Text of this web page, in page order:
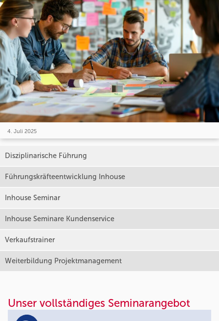
4. Juli 2025
Disziplinarische Führung
Führungskräfteentwicklung Inhouse
Inhouse Seminar
Inhouse Seminare Kundenservice
Verkaufstrainer
Weiterbildung Projektmanagement
Unser vollständiges Seminarangebot